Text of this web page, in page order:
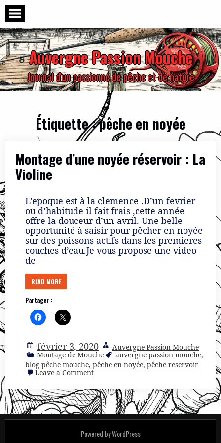
Skip
content
Auvergne Passion Mouche
Journal d'un passionné de pêche et de nature
Étiquette :pêche en noyée
Montage d’une noyée réservoir : La
Violine
L’epoque est à la clemence .D’un fevrier
ou d’habitude il fait frais ,cette année
offre la douceur d’un avril. Une belle
opportunité à saisir pour pêcher en noyée
sur des poissons actifs dans les premieres
couches d’eau.Je vous propose une video
de
READ MORE
Partager :
février 3, 2020
Auvergne Passion Mouche
Montage de Mouche
auvergne passion mouche,
blog pêche mouche, pêche en noyée, pêche reservoir
Leave a Commenton
d’une
noyée
réservoir
:
La
Powered by WordPress